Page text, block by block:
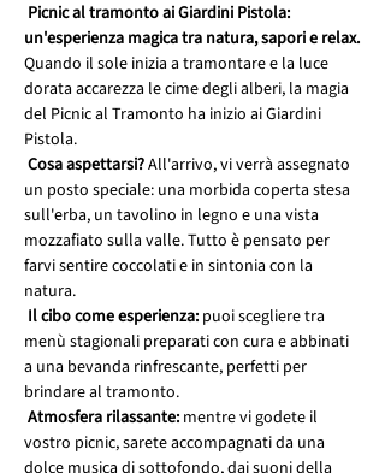
Picnic al tramonto ai Giardini Pistola:
un'esperienza magica tra natura, sapori e relax.
Quando il sole inizia a tramontare e la luce
dorata accarezza le cime degli alberi, la magia
del Picnic al Tramonto ha inizio ai Giardini
Pistola.
Cosa aspettarsi? All'arrivo, vi verrà assegnato
un posto speciale: una morbida coperta stesa
sull'erba, un tavolino in legno e una vista
mozzafiato sulla valle. Tutto è pensato per
farvi sentire coccolati e in sintonia con la
natura.
Il cibo come esperienza: puoi scegliere tra
menù stagionali preparati con cura e abbinati
a una bevanda rinfrescante, perfetti per
brindare al tramonto.
Atmosfera rilassante: mentre vi godete il
vostro picnic, sarete accompagnati da una
dolce musica di sottofondo, dai suoni della